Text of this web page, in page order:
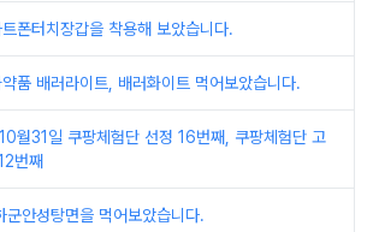
폰터치장갑을 착용해 보았습니다.
품 배러라이트, 배러화이트 먹어보았습니다.
월31일 쿠팡체험단 선정 16번째, 쿠팡체험단 고
번째
군안성탕면을 먹어보았습니다.